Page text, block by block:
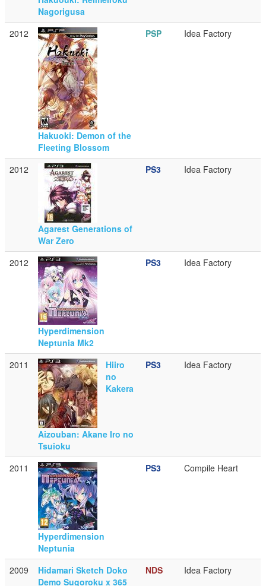
Nagorigusa
2012
Hakuoki: Demon of the
Fleeting Blossom
PSP Idea Factory
2012
Agarest Generations of
War Zero
PS3 Idea Factory
2012
Hyperdimension
Neptunia Mk2
PS3 Idea Factory
2011
Hiiro
no
Kakera
Aizouban: Akane Iro no
Tsuioku
PS3 Idea Factory
2011
Hyperdimension
Neptunia
PS3 Compile Heart
2009
Hidamari Sketch Doko
Demo Sugoroku x 365
NDS Idea Factory